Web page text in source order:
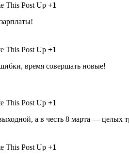
+1
+1
время совершать новые!
+1
а в честь 8 марта — целых
+1